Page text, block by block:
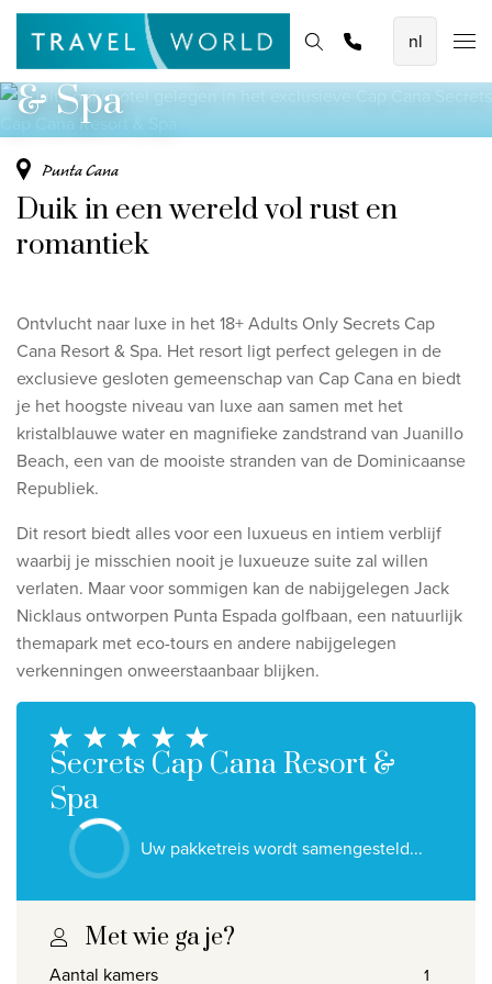
De mooiste vliegvakanties
Baoase Luxury Resort Curaçao
Lux* Grand Baie Resort Mauritius
Bekijk alle vliegvakanties
8-daagse Emiraten Ontdekkingsreis
Fly & Drive - Kleuren van Yucatan
Ontdekking Sri Lanka
Bekijk alle rondreizen
Ontdek onze thema's
Huwelijksreis
Adults only
Luxury
Bekijk alle thema's
De beste aanbiedingen
Dhigali Resort Maldives
SALT of Palmar Mauritius
Over Travelworld
Homepage Bestemmingen Thema's Promoties
Offerte aanvragen
Cap Cana
Secrets Cap Cana Resort
& Spa
Punta Cana
Duik in een wereld vol rust en
romantiek
Ontvlucht naar luxe in het 18+ Adults Only Secrets Cap
Cana Resort & Spa. Het resort ligt perfect gelegen in de
exclusieve gesloten gemeenschap van Cap Cana en biedt
je het hoogste niveau van luxe aan samen met het
kristalblauwe water en magnifieke zandstrand van Juanillo
Beach, een van de mooiste stranden van de Dominicaanse
Republiek.
Dit resort biedt alles voor een luxueus en intiem verblijf
waarbij je misschien nooit je luxueuze suite zal willen
verlaten. Maar voor sommigen kan de nabijgelegen Jack
Nicklaus ontworpen Punta Espada golfbaan, een natuurlijk
themapark met eco-tours en andere nabijgelegen
verkenningen onweerstaanbaar blijken.
Secrets Cap Cana Resort &
Spa
Uw pakketreis wordt samengesteld...
Met wie ga je?
Aantal kamers